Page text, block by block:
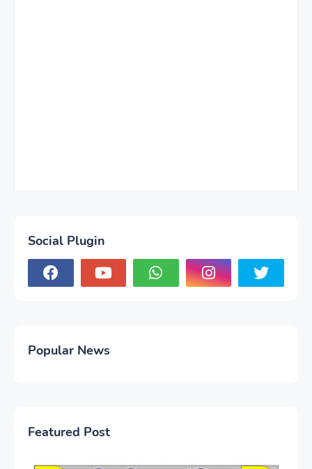
Social Plugin
Popular News
Featured Post